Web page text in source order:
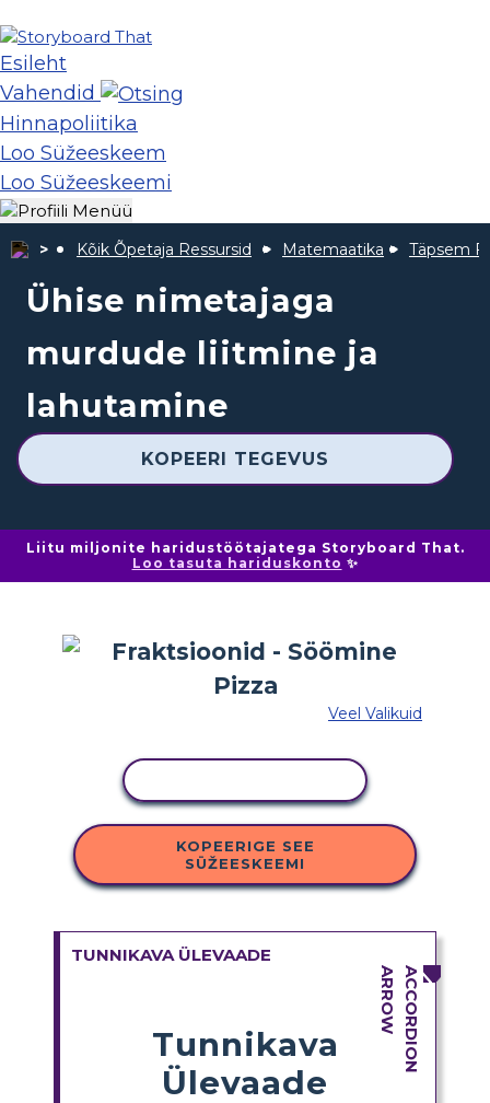
Esileht
Vahendid
Hinnapoliitika
Loo Süžeeskeem
Loo Süžeeskeemi
Kõik Õpetaja Ressursid Matemaatika Täpsem
Ühise nimetajaga
murdude liitmine ja
lahutamine
KOPEERI TEGEVUS
Liitu miljonite haridustöötajatega Storyboard That.
Loo tasuta hariduskonto ✨
Veel Valikuid
KOPEERIGE SEE
SÜŽEESKEEMI
TUNNIKAVA ÜLEVAADE
Tunnikava
Ülevaade